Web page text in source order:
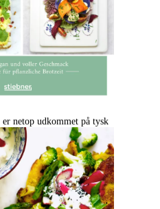
netop udkommet på tysk